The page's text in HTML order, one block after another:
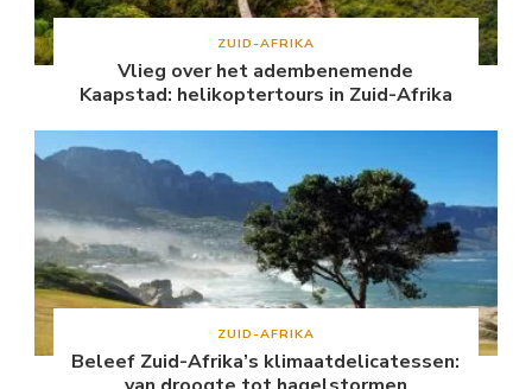
ZUID-AFRIKA
Vlieg over het adembenemende
Kaapstad: helikoptertours in Zuid-Afrika
ZUID-AFRIKA
Beleef Zuid-Afrika’s klimaatdelicatessen: